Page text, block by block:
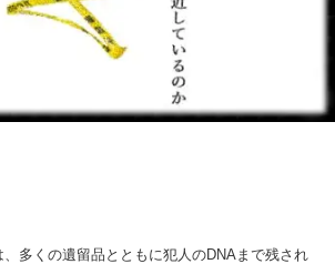
多くの遺留品とともに犯人のDNAまで残され